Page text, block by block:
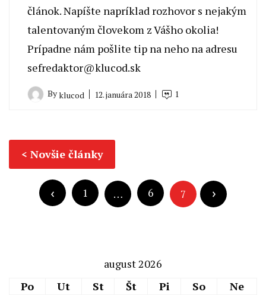
článok. Napíšte napríklad rozhovor s nejakým
talentovaným človekom z Vášho okolia!
Prípadne nám pošlite tip na neho na adresu
sefredaktor@klucod.sk
Byklucod 12. januára 2018 1
Navigácia
v
článkoch
Novšie články
Navigácia
1 … 6 7
august 2026
Po
Ut St Št Pi So Ne